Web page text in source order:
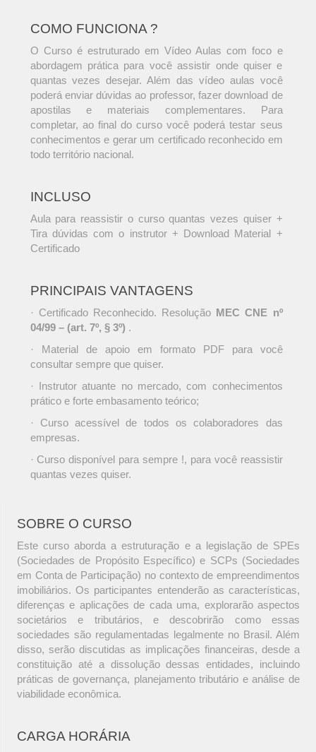
COMO FUNCIONA ?
O Curso é estruturado em Vídeo Aulas com foco e
abordagem prática para você assistir onde quiser e
quantas vezes desejar. Além das vídeo aulas você
poderá enviar dúvidas ao professor, fazer download de
apostilas e materiais complementares. Para
completar, ao final do curso você poderá testar seus
conhecimentos e gerar um certificado reconhecido em
todo território nacional.
INCLUSO
Aula para reassistir o curso quantas vezes quiser +
Tira dúvidas com o instrutor + Download Material +
Certificado
PRINCIPAIS VANTAGENS
· Certificado Reconhecido. Resolução MEC CNE nº
04/99 – (art. 7º, § 3º) .
· Material de apoio em formato PDF para você
consultar sempre que quiser.
· Instrutor atuante no mercado, com conhecimentos
prático e forte embasamento teórico;
· Curso acessível de todos os colaboradores das
empresas.
· Curso disponível para sempre !, para você reassistir
quantas vezes quiser.
SOBRE O CURSO
Este curso aborda a estruturação e a legislação de SPEs
(Sociedades de Propósito Específico) e SCPs (Sociedades
em Conta de Participação) no contexto de empreendimentos
imobiliários. Os participantes entenderão as características,
diferenças e aplicações de cada uma, explorarão aspectos
societários e tributários, e descobrirão como essas
sociedades são regulamentadas legalmente no Brasil. Além
disso, serão discutidas as implicações financeiras, desde a
constituição até a dissolução dessas entidades, incluindo
práticas de governança, planejamento tributário e análise de
viabilidade econômica.
CARGA HORÁRIA